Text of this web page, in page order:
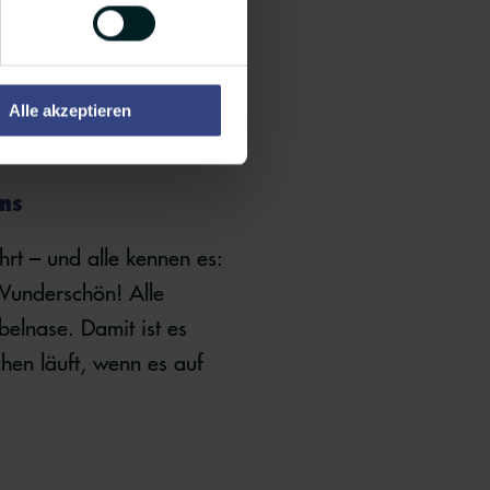
Alle akzeptieren
natürlich auch
Wir lieben Hunde!
– und alle kennen es:
Alle
Damit ist es
läuft, wenn es auf